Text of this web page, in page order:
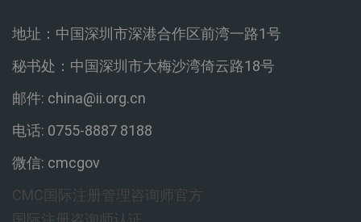
地址：中国深圳市深港合作区前湾一路1号
秘书处：中国深圳市大梅沙湾倚云路18号
邮件: china@ii.org.cn
电话: 0755-8887 8188
微信: cmcgov
CMC国际注册管理咨询师官方